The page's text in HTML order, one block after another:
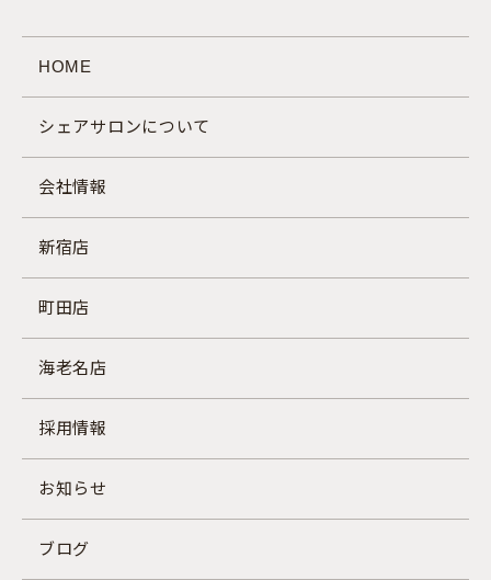
HOME
シェアサロンについて
会社情報
新宿店
町田店
海老名店
採用情報
お知らせ
ブログ